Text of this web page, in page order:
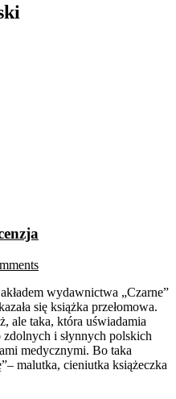
wydawnictwa „Czarne”
się książka przełomowa.
ale taka, która uświadamia
i słynnych polskich
medycznymi. Bo taka
malutka, cieniutka książeczka